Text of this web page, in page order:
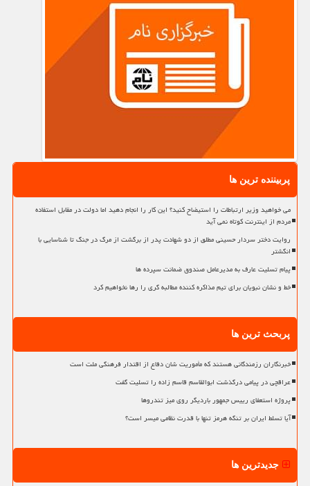
پربیننده ترین ها
می خواهید وزیر ارتباطات را استیضاح کنید؟ این کار را انجام دهید اما دولت در مقابل استفاده
مردم از اینترنت کوتاه نمی آید
روایت دختر سردار حسینی مطلق از دو شهادت پدر از برگشت از مرگ در جنگ تا شناسایی با
انگشتر
پیام تسلیت عارف به مدیرعامل صندوق ضمانت سپرده ها
خط و نشان نبویان برای تیم مذاکره کننده مطالبه گری را رها نخواهیم کرد
پربحث ترین ها
خبرنگاران رزمندگانی هستند که مأموریت شان دفاع از اقتدار فرهنگی ملت است
عراقچی در پیامی درگذشت ابوالقاسم قاسم زاده را تسلیت گفت
پروژه استعفای رییس جمهور باردیگر روی میز تندروها
آیا تسلط ایران بر تنگه هرمز تنها با قدرت نظامی میسر است؟
جدیدترین ها